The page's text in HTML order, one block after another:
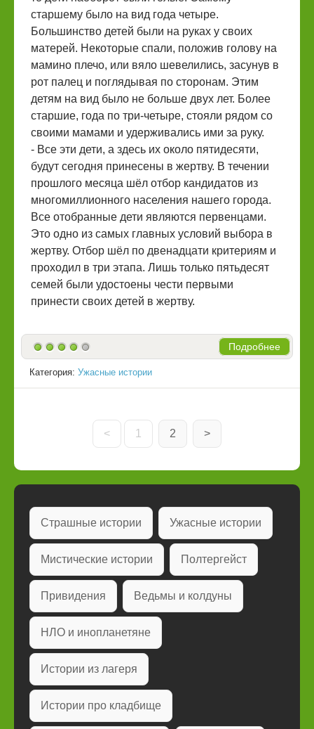
старшему было на вид года четыре.
Большинство детей были на руках у своих
матерей. Некоторые спали, положив голову на
мамино плечо, или вяло шевелились, засунув в
рот палец и поглядывая по сторонам. Этим
детям на вид было не больше двух лет. Более
старшие, года по три-четыре, стояли рядом со
своими мамами и удерживались ими за руку.
- Все эти дети, а здесь их около пятидесяти,
будут сегодня принесены в жертву. В течении
прошлого месяца шёл отбор кандидатов из
многомиллионного населения нашего города.
Все отобранные дети являются первенцами.
Это одно из самых главных условий выбора в
жертву. Отбор шёл по двенадцати критериям и
проходил в три этапа. Лишь только пятьдесят
семей были удостоены чести первыми
принести своих детей в жертву.
Подробнее
Категория: Ужасные истории
< 1 2 >
Страшные истории Ужасные истории
Мистические истории Полтергейст
Привидения Ведьмы и колдуны
НЛО и инопланетяне
Истории из лагеря
Истории про кладбище